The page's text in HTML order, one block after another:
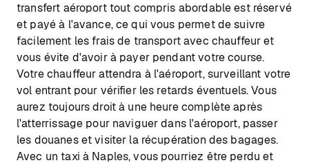
transfert aéroport tout compris abordable est réservé
et payé à l'avance, ce qui vous permet de suivre
facilement les frais de transport avec chauffeur et
vous évite d'avoir à payer pendant votre course.
Votre chauffeur attendra à l'aéroport, surveillant votre
vol entrant pour vérifier les retards éventuels. Vous
aurez toujours droit à une heure complète après
l'atterrissage pour naviguer dans l'aéroport, passer
les douanes et visiter la récupération des bagages.
Avec un taxi à Naples, vous pourriez être perdu et